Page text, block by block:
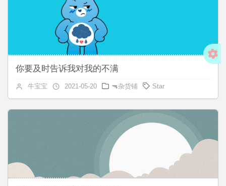
你要及时告诉我对我的不满
牛宝宝 2021-05-20 🔫杂货铺 Star